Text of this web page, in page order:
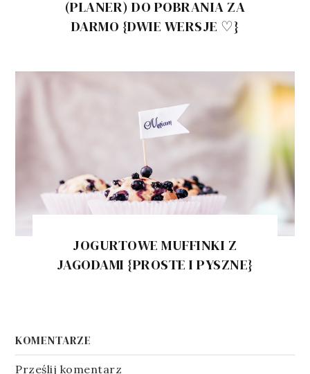
(PLANER) DO POBRANIA ZA
DARMO {DWIE WERSJE ♡}
JOGURTOWE MUFFINKI Z
JAGODAMI {PROSTE I PYSZNE}
KOMENTARZE
Prześlij komentarz